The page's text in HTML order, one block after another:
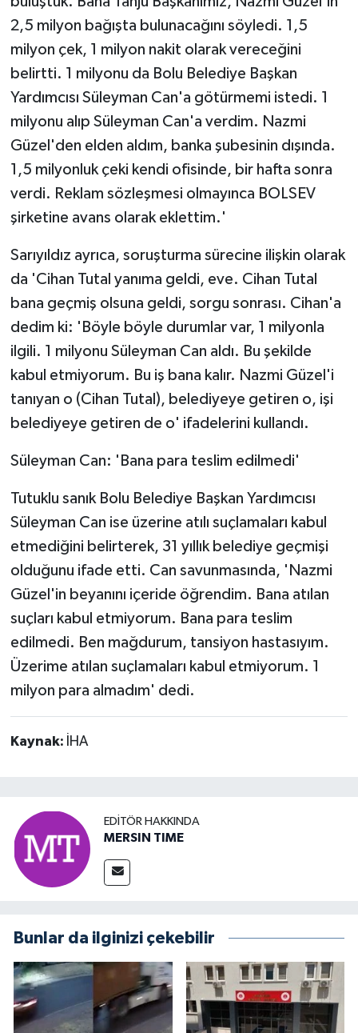
2,5 milyon bağışta bulunacağını söyledi. 1,5
milyon çek, 1 milyon nakit olarak vereceğini
belirtti. 1 milyonu da Bolu Belediye Başkan
Yardımcısı Süleyman Can'a götürmemi istedi. 1
milyonu alıp Süleyman Can'a verdim. Nazmi
Güzel'den elden aldım, banka şubesinin dışında.
1,5 milyonluk çeki kendi ofisinde, bir hafta sonra
verdi. Reklam sözleşmesi olmayınca BOLSEV
şirketine avans olarak eklettim.'
Sarıyıldız ayrıca, soruşturma sürecine ilişkin olarak
da 'Cihan Tutal yanıma geldi, eve. Cihan Tutal
bana geçmiş olsuna geldi, sorgu sonrası. Cihan'a
dedim ki: 'Böyle böyle durumlar var, 1 milyonla
ilgili. 1 milyonu Süleyman Can aldı. Bu şekilde
kabul etmiyorum. Bu iş bana kalır. Nazmi Güzel'i
tanıyan o (Cihan Tutal), belediyeye getiren o, işi
belediyeye getiren de o' ifadelerini kullandı.
Süleyman Can: 'Bana para teslim edilmedi'
Tutuklu sanık Bolu Belediye Başkan Yardımcısı
Süleyman Can ise üzerine atılı suçlamaları kabul
etmediğini belirterek, 31 yıllık belediye geçmişi
olduğunu ifade etti. Can savunmasında, 'Nazmi
Güzel'in beyanını içeride öğrendim. Bana atılan
suçları kabul etmiyorum. Bana para teslim
edilmedi. Ben mağdurum, tansiyon hastasıyım.
Üzerime atılan suçlamaları kabul etmiyorum. 1
milyon para almadım' dedi.
Kaynak: İHA
EDITÖR HAKKINDA
MERSIN TIME
Bunlar da ilginizi çekebilir